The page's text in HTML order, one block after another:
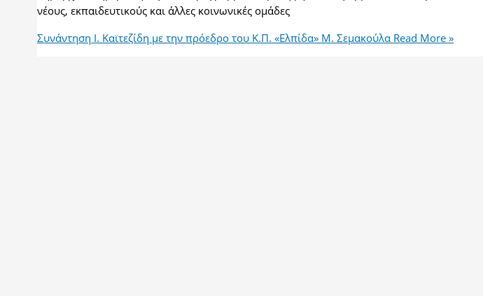
νέους, εκπαιδευτικούς και άλλες κοινωνικές ομάδες
Συνάντηση Ι. Καϊτεζίδη με την πρόεδρο του Κ.Π. «Ελπίδα» Μ. Σεμακούλα Read More »